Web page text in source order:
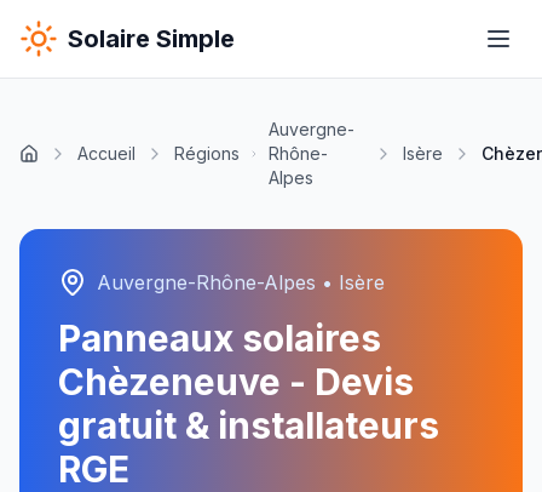
Solaire Simple
Accueil Régions
Auvergne-
Rhône-
Alpes
Isère
Auvergne-Rhône-Alpes • Isère
Panneaux solaires
Chèzeneuve - Devis
gratuit & installateurs
RGE